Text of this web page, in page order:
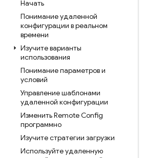
Начать
Понимание удаленной
конфигурации в реальном
времени
Изучите варианты
использования
Понимание параметров и
условий
Управление шаблонами
удаленной конфигурации
Изменить Remote Config
программно
Изучите стратегии загрузки
Используйте удаленную